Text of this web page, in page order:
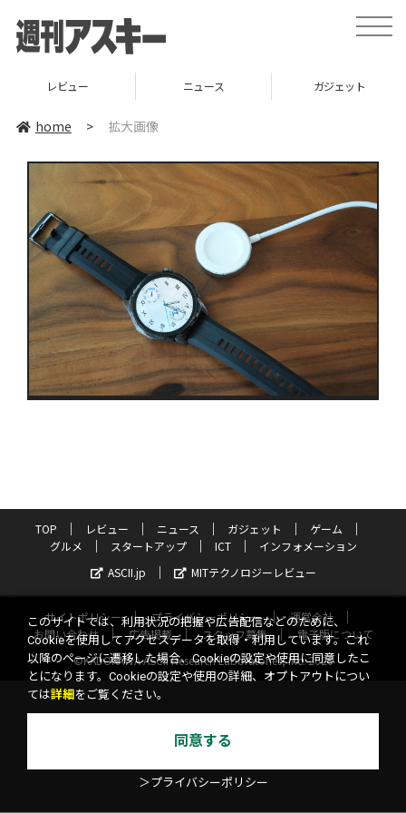
toggle
レビュー ニュース ガジェット
home > 拡大画像
TOP レビュー ニュース ガジェット
ゲーム
グルメ
スタートアップ ICT
インフォメーション
ASCII.jp
MITテクノロジーレビュー
サイトポリシー プライバシーポリシー
運営会社
お問い合わせ
広告掲載 スタッフ募集
電子版について
©KADOKAWA ASCII Research Laboratories, Inc. 2026
このサイトでは、利用状況の把握や広告配信などのために、
Cookieを使用してアクセスデータを取得・利用しています。これ
以降のページに遷移した場合、Cookieの設定や使用に同意したこ
とになります。Cookieの設定や使用の詳細、オプトアウトについ
ては詳細 をご覧ください。
同意する
＞プライバシーポリシー